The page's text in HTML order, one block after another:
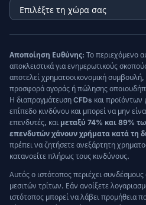
Αποποίηση Ευθύνης: Το περιεχόμενο
αποκλειστικά για ενημερωτικούς
αποτελεί χρηματοοικονομική
προσφορά αγοράς ή πώλησης
Η διαπραγμάτευση CFDs και προϊόντων
επίπεδο κινδύνου και μπορεί να μην
επενδυτές, και μεταξύ 74% και 89%
επενδυτών χάνουν χρήματα κατά τη
πρέπει να ζητήσετε ανεξάρτητη
κατανοείτε πλήρως τους κινδύνους.
Αυτός ο ιστότοπος περιέχει
μεσιτών τρίτων. Εάν ανοίξετε
ιστότοπος μπορεί να λάβει προμήθεια